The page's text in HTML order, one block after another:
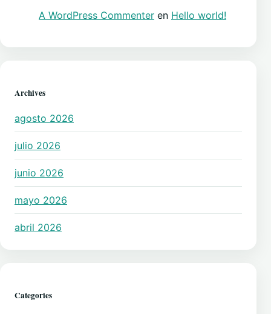
A WordPress Commenter en Hello world!
Archives
agosto 2026
julio 2026
junio 2026
mayo 2026
abril 2026
Categories